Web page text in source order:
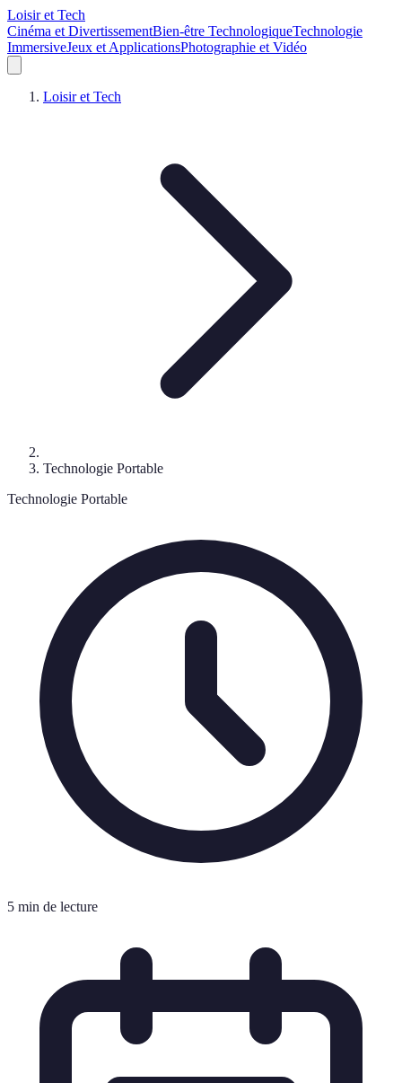
Loisir et Tech
Cinéma et DivertissementBien-être TechnologiqueTechnologie
ImmersiveJeux et ApplicationsPhotographie et Vidéo
Loisir et Tech
Technologie Portable
Technologie Portable
5 min de lecture